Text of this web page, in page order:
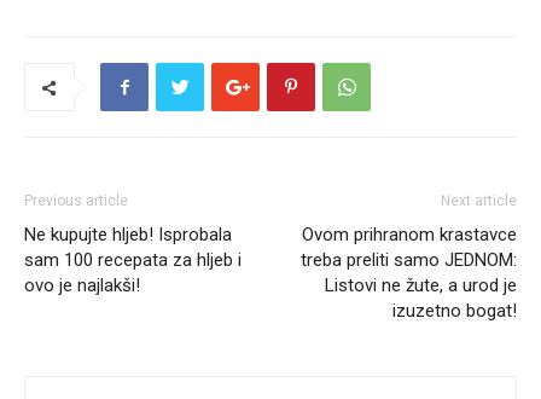
Previous article
Ne kupujte hljeb! Isprobala
sam 100 recepata za hljeb i
ovo je najlakši!
Next article
Ovom prihranom krastavce
treba preliti samo JEDNOM:
Listovi ne žute, a urod je
izuzetno bogat!